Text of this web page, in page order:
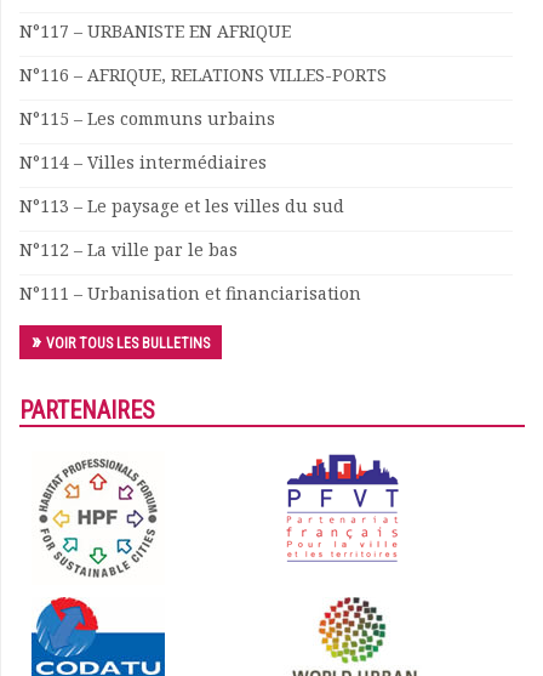
N°117 – URBANISTE EN AFRIQUE
N°116 – AFRIQUE, RELATIONS VILLES-PORTS
N°115 – Les communs urbains
N°114 – Villes intermédiaires
N°113 – Le paysage et les villes du sud
N°112 – La ville par le bas
N°111 – Urbanisation et financiarisation
VOIR TOUS LES BULLETINS
PARTENAIRES